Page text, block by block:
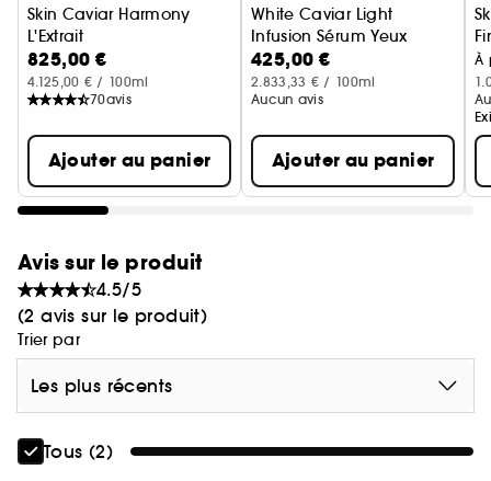
les taches de vieillesse et les décolorations
• Assure une hydratation prolongée et intensive
Skin Caviar Harmony
L'Extrait
Sérum Visage
825,00 €
4.125,00 € / 100ml
70avis
Ajouter au panier
White Caviar Light
Infusion Sérum Yeux
Sérum contour des yeux
425,00 €
2.833,33 € / 100ml
Aucun avis
Ajouter au panier
À
Avis sur le produit
4.5/5
(2 avis sur le produit)
Trier par
Les plus récents
Tous (2)